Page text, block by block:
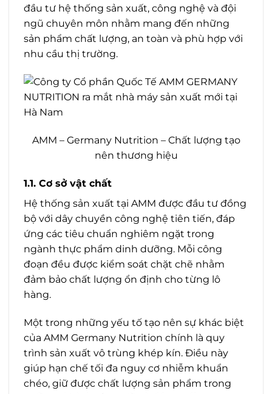
đầu tư hệ thống sản xuất, công nghệ và đội
ngũ chuyên môn nhằm mang đến những
sản phẩm chất lượng, an toàn và phù hợp với
nhu cầu thị trường.
AMM – Germany Nutrition – Chất lượng tạo
nên thương hiệu
1.1. Cơ sở vật chất
Hệ thống sản xuất tại AMM được đầu tư đồng
bộ với dây chuyền công nghệ tiên tiến, đáp
ứng các tiêu chuẩn nghiêm ngặt trong
ngành thực phẩm dinh dưỡng. Mỗi công
đoạn đều được kiểm soát chặt chẽ nhằm
đảm bảo chất lượng ổn định cho từng lô
hàng.
Một trong những yếu tố tạo nên sự khác biệt
của AMM Germany Nutrition chính là quy
trình sản xuất vô trùng khép kín. Điều này
giúp hạn chế tối đa nguy cơ nhiễm khuẩn
chéo, giữ được chất lượng sản phẩm trong